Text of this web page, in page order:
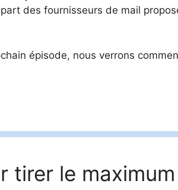
des fournisseurs de mail
épisode, nous verrons
tirer le maximum